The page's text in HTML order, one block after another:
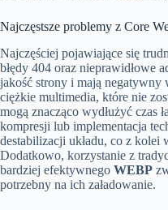
Najczęstsze problemy z Core
Najczęściej pojawiające się
błędy 404 oraz nieprawidłowe
jakość strony i mają negatywny
ciężkie multimedia, które nie
mogą znacząco wydłużyć czas
kompresji lub implementacja
destabilizacji układu, co z kolei
Dodatkowo, korzystanie z
bardziej efektywnego WEBP
potrzebny na ich załadowanie.